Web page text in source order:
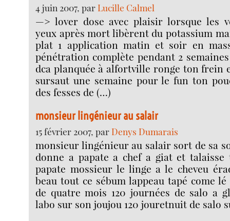
4 juin 2007, parLucille Calmel
—> lover dose avec plaisir lorsque les
yeux après mort libèrent du potassium
plat 1 application matin et soir en
pénétration complète pendant 2
dca planquée à alfortville ronge ton frein
sursaut une semaine pour le fun ton
des fesses de (…)
monsieur lingénieur au salair
15 février 2007, parDenys Dumarais
monsieur lingénieur au salair sort de sa
donne a papate a chef a giat et talaisse
papate mossieur le linge a le cheveu
beau tout ce sébum lappeau tapé come
de quatre mois 120 journées de salo a
labo sur son joujou 120 jouretnuit de salo